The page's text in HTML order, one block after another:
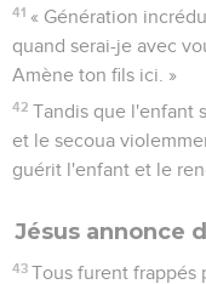
41 « Génération
quand serai-je avec
Amène ton fils ici. »
42 Tandis que l'enfant
et le secoua
guérit l'enfant et le
Jésus annonce
43 Tous furent frappés